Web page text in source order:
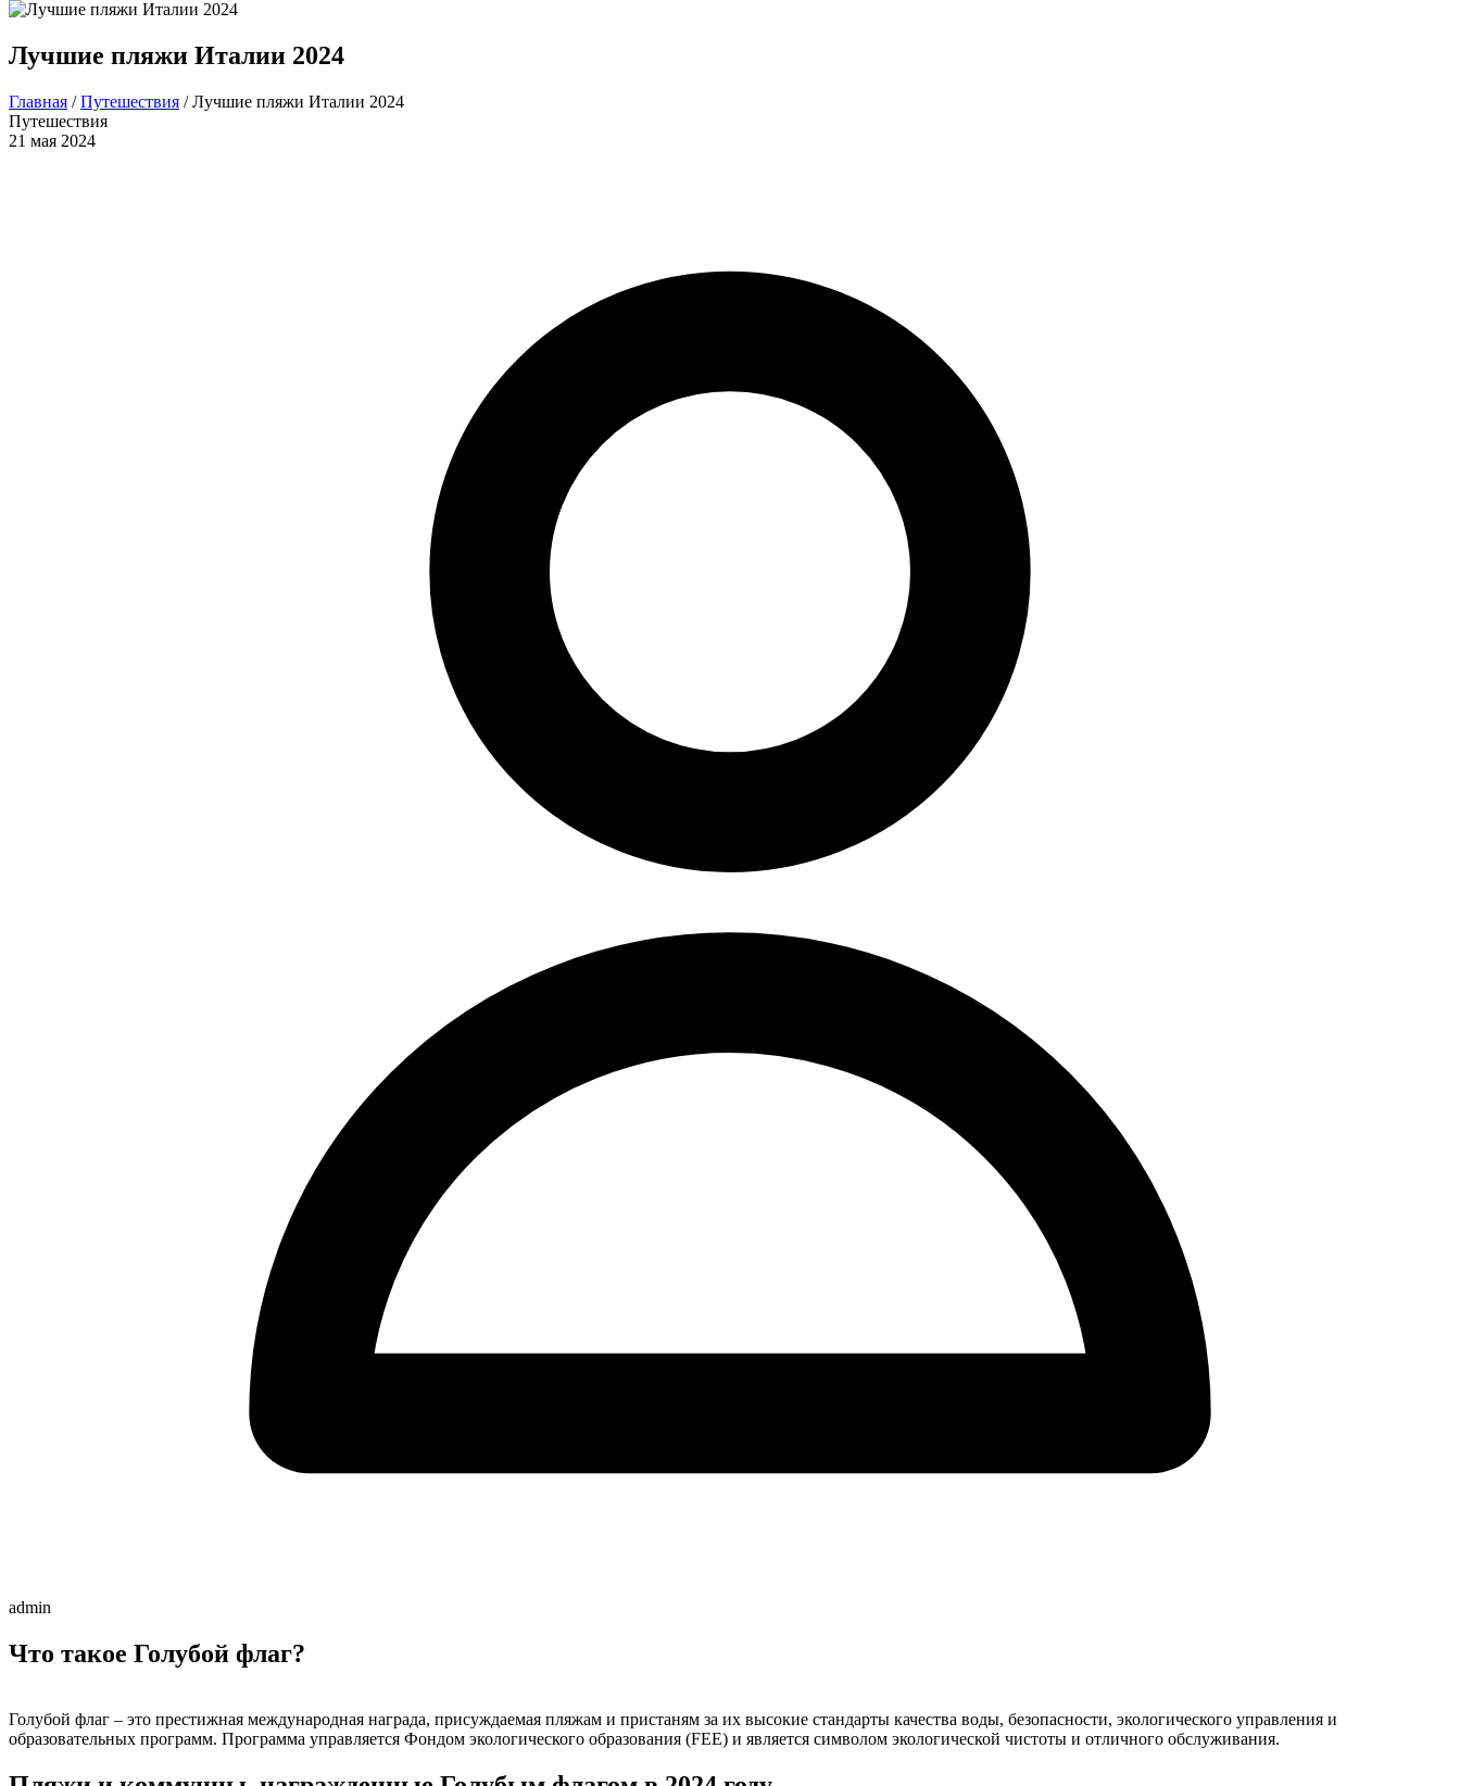
Лучшие пляжи Италии 2024
Главная / Путешествия / Лучшие пляжи Италии 2024
Путешествия
21 мая 2024
admin
Что такое Голубой флаг?
Голубой флаг – это престижная международная награда, присуждаемая пляжам и пристаням за их высокие стандарты качества воды, безопасности, экологического управления и
образовательных программ. Программа управляется Фондом экологического образования (FEE) и является символом экологической чистоты и отличного обслуживания.